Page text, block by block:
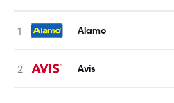
Alamo
Avis